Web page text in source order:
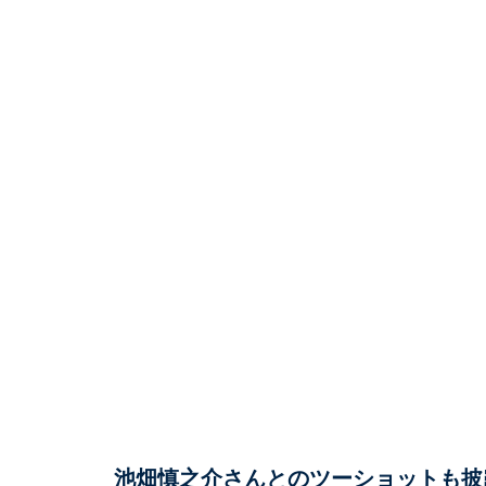
池畑慎之介さんとのツーショットも